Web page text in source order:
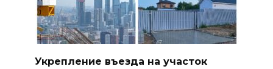
Укрепление въезда на участок